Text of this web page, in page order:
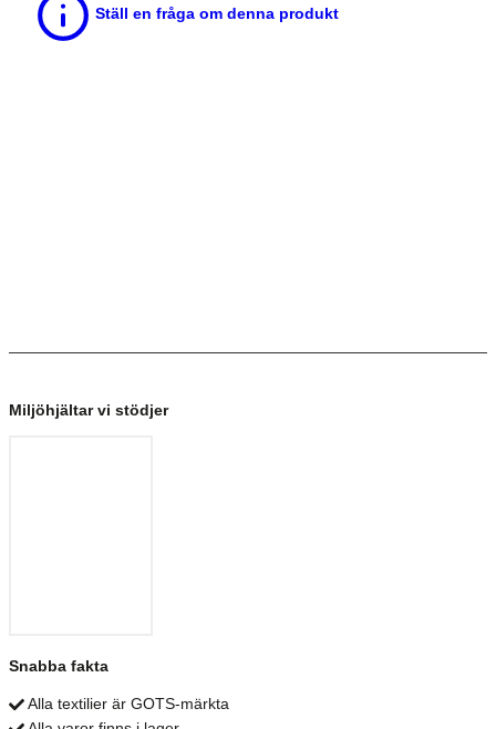
Ställ en fråga om denna produkt
Miljöhjältar vi stödjer
Snabba fakta
Alla textilier är GOTS-märkta